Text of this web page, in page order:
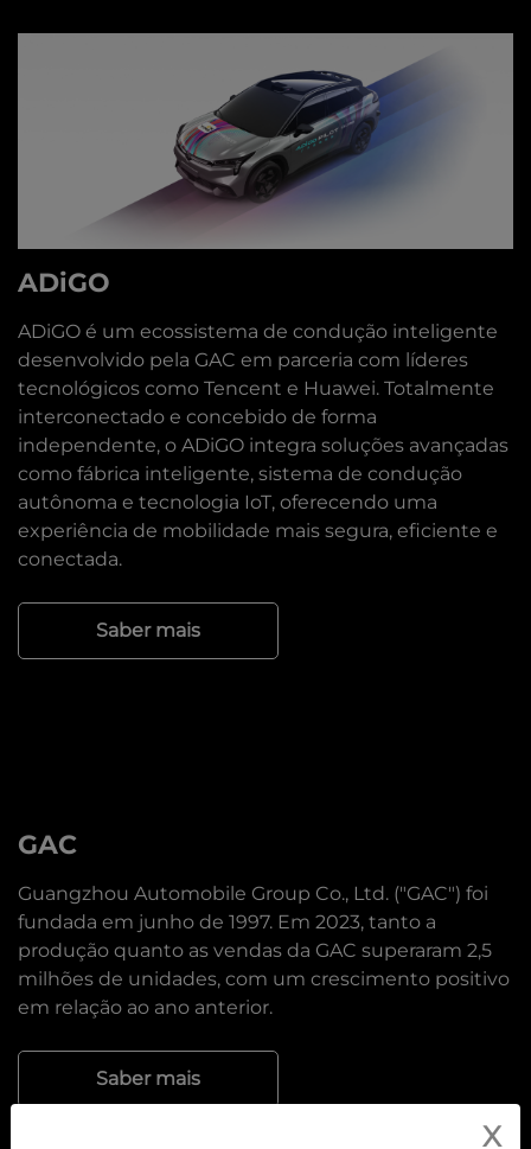
ADiGO
ADiGO é um ecossistema de condução inteligente
desenvolvido pela GAC em parceria com líderes
tecnológicos como Tencent e Huawei. Totalmente
interconectado e concebido de forma
independente, o ADiGO integra soluções avançadas
como fábrica inteligente, sistema de condução
autônoma e tecnologia IoT, oferecendo uma
experiência de mobilidade mais segura, eficiente e
conectada.
Saber mais
GAC
Guangzhou Automobile Group Co., Ltd. ("GAC") foi
fundada em junho de 1997. Em 2023, tanto a
produção quanto as vendas da GAC superaram 2,5
milhões de unidades, com um crescimento positivo
em relação ao ano anterior.
Saber mais
X